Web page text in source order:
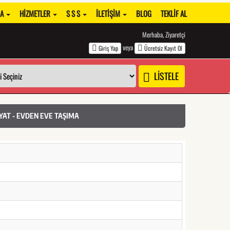
HIZMETLER S S S İLETIŞIM BLOG TEKLIF AL
Merhaba, Ziyaretçi
Giriş Yap veya Ücretsiz Kayıt Ol
LİSTELE
- EVDEN EVE TAŞIMA